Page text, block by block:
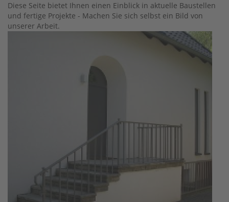
Diese Seite bietet Ihnen einen Einblick in aktuelle Baustellen
und fertige Projekte - Machen Sie sich selbst ein Bild von
unserer Arbeit.